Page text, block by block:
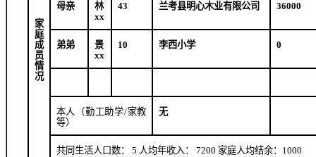
家
庭
成
员
情
况
母亲
林
xx
43 兰考县明心木业有限公司 36000
弟弟
景
xx
10 李西小学 0
本人（勤工助学/家教
等）
无
共同生活人口数： 5 人均年收入： 7200 家庭人均结余： 1000